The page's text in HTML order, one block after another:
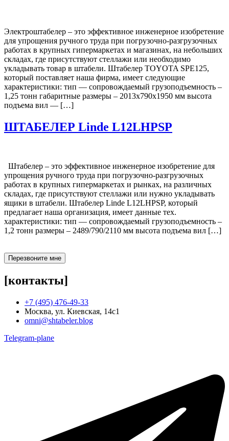
Электроштабелер – это эффективное инженерное изобретение
для упрощения ручного труда при погрузочно-разгрузочных
работах в крупных гипермаркетах и магазинах, на небольших
складах, где присутствуют стеллажи или необходимо
укладывать товар в штабели. Штабелер TOYOTA SPE125,
который поставляет наша фирма, имеет следующие
характеристики: тип — сопровождаемый грузоподъемность –
1,25 тонн габаритные размеры – 2013x790x1950 мм высота
подъема вил — […]
ШТАБЕЛЕР Linde L12LHPSP
Штабелер – это эффективное инженерное изобретение для
упрощения ручного труда при погрузочно-разгрузочных
работах в крупных гипермаркетах и рынках, на различных
складах, где присутствуют стеллажи или нужно укладывать
ящики в штабели. Штабелер Linde L12LHPSP, который
предлагает наша организация, имеет данные тех.
характеристики: тип — сопровождаемый грузоподъемность –
1,2 тонн размеры – 2489/790/2110 мм высота подъема вил […]
Перезвоните мне
[контакты]
+7 (495) 476-49-33
Москва, ул. Киевская, 14с1
omni@shtabeler.blog
Telegram-plane